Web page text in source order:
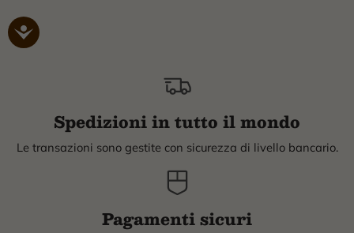
Spedizioni in tutto il mondo
Le transazioni sono gestite con sicurezza di livello bancario.
Pagamenti sicuri